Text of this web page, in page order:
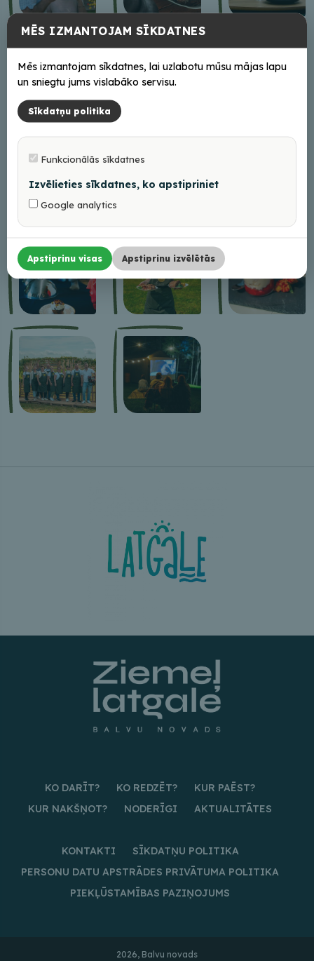
KO DARĪT? KO REDZĒT?
KUR PAĒST?
KUR NAKŠŅOT?
NODERĪGI AKTUALITĀTES
KONTAKTI
SĪKDATŅU POLITIKA
PERSONU DATU APSTRĀDES PRIVĀTUMA POLITIKA
PIEKĻŪSTAMĪBAS PAZIŅOJUMS
2026, Balvu novads
MĒS IZMANTOJAM SĪKDATNES
Mēs izmantojam sīkdatnes, lai uzlabotu mūsu mājas lapu
un sniegtu jums vislabāko servisu.
Sīkdatņu politika
Funkcionālās sīkdatnes
Izvēlieties sīkdatnes, ko apstipriniet
Google analytics
Apstiprinu visas Apstiprinu izvēlētās